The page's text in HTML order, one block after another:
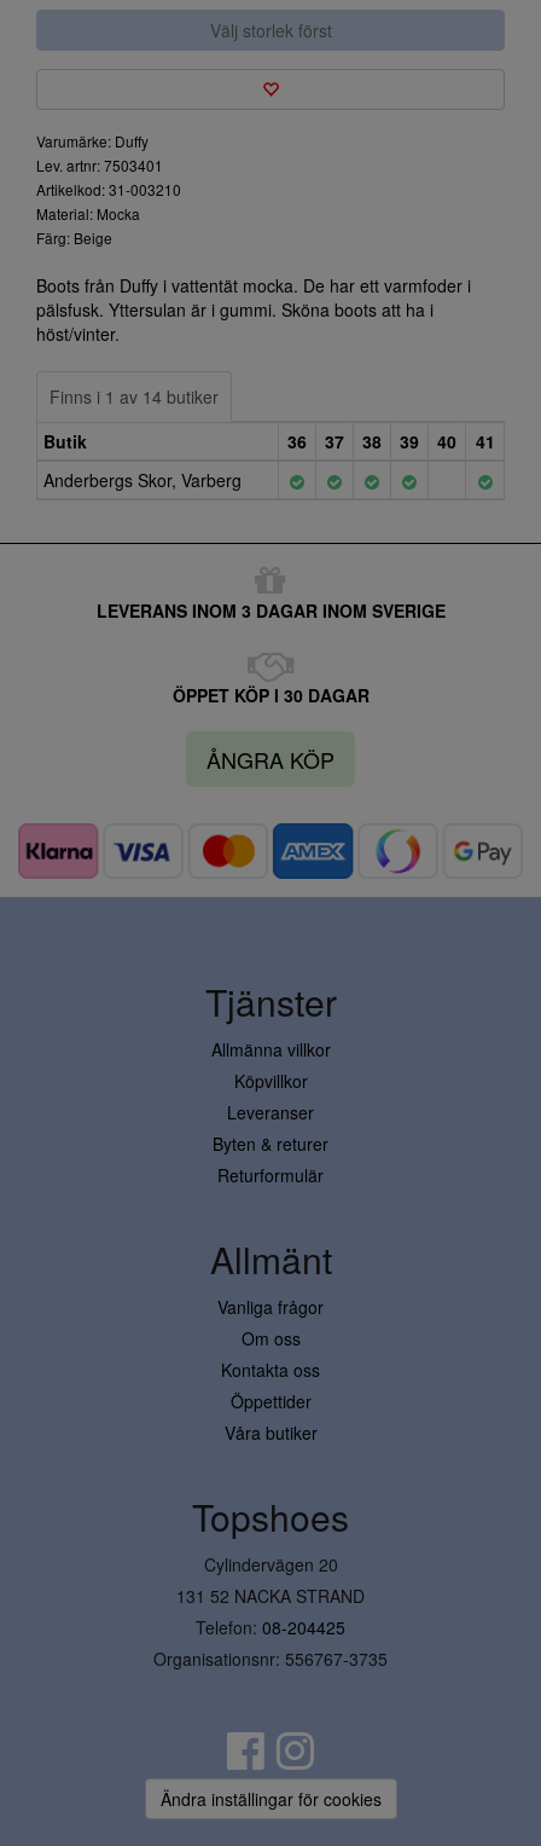
Välj storlek först
Varumärke: Duffy
Lev. artnr: 7503401
Artikelkod: 31-003210
Material: Mocka
Färg: Beige
Boots från Duffy i vattentät mocka. De har ett varmfoder i
pälsfusk. Yttersulan är i gummi. Sköna boots att ha i
höst/vinter.
Finns i 1 av 14 butiker
Butik
36 37 38 39 40
41
Anderbergs Skor, Varberg
LEVERANS INOM 3 DAGAR INOM SVERIGE
ÖPPET KÖP I 30 DAGAR
ÅNGRA KÖP
Tjänster
Allmänna villkor
Köpvillkor
Leveranser
Byten & returer
Returformulär
Allmänt
Vanliga frågor
Om oss
Kontakta oss
Öppettider
Våra butiker
Topshoes
Cylindervägen 20
131 52 NACKA STRAND
Telefon: 08-204425
Organisationsnr: 556767-3735
Ändra inställingar för cookies